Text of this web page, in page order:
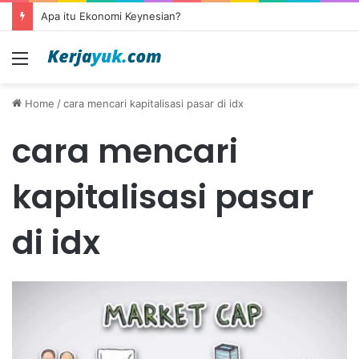
Apa itu Ekonomi Keynesian?
Menu
Home /cara mencari kapitalisasi pasar di idx
cara mencari
kapitalisasi pasar
di idx